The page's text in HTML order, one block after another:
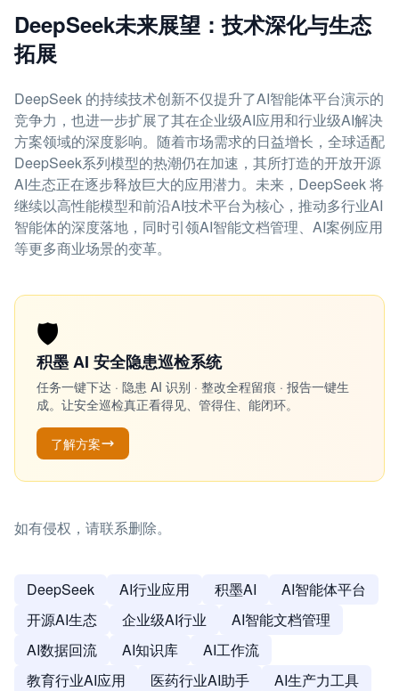
DeepSeek未来展望：技术深化与生态
拓展
DeepSeek 的持续技术创新不仅提升了AI智能体平台演示的
竞争力，也进一步扩展了其在企业级AI应用和行业级AI解决
方案领域的深度影响。随着市场需求的日益增长，全球适配
DeepSeek系列模型的热潮仍在加速，其所打造的开放开源
AI生态正在逐步释放巨大的应用潜力。未来，DeepSeek 将
继续以高性能模型和前沿AI技术平台为核心，推动多行业AI
智能体的深度落地，同时引领AI智能文档管理、AI案例应用
等更多商业场景的变革。
🛡️
积墨 AI 安全隐患巡检系统
任务一键下达 · 隐患 AI 识别 · 整改全程留痕 · 报告一键生
成。让安全巡检真正看得见、管得住、能闭环。
了解方案
如有侵权，请联系删除。
DeepSeek AI行业应用 积墨AI
AI智能体平台
开源AI生态
企业级AI行业
AI智能文档管理
AI数据回流
AI知识库
AI工作流
教育行业AI应用
医药行业AI助手
AI生产力工具